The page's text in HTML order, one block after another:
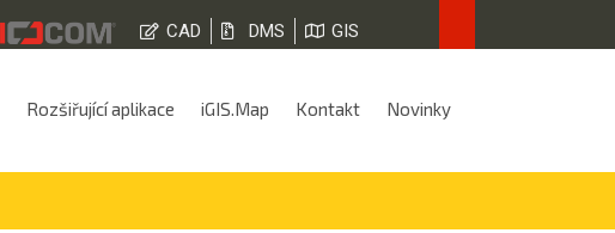
CAD DMS GIS
Rozšiřující aplikace iGIS.Map Kontakt Novinky